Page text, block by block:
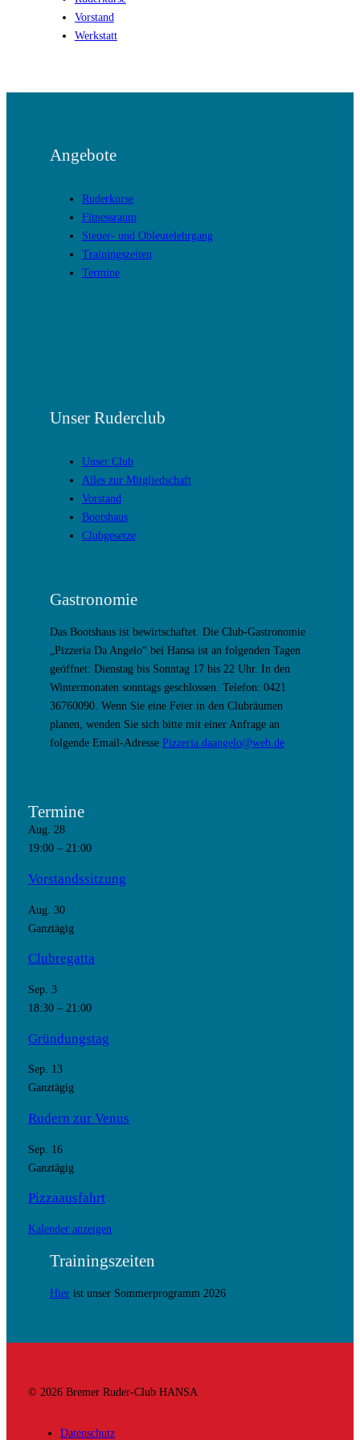
Vorstand
Werkstatt
Angebote
Ruderkurse
Fitnessraum
Steuer- und Obleutelehrgang
Trainingszeiten
Termine
Unser Ruderclub
Unser Club
Alles zur Mitgliedschaft
Vorstand
Bootshaus
Clubgesetze
Gastronomie
Das Bootshaus ist bewirtschaftet. Die Club-Gastronomie
„Pizzeria Da Angelo“ bei Hansa ist an folgenden Tagen
geöffnet: Dienstag bis Sonntag 17 bis 22 Uhr. In den
Wintermonaten sonntags geschlossen. Telefon: 0421
36760090. Wenn Sie eine Feier in den Clubräumen
planen, wenden Sie sich bitte mit einer Anfrage an
folgende Email-Adresse Pizzeria.daangelo@web.de
Termine
Aug. 28
19:00– 21:00
Vorstandssitzung
Aug. 30
Ganztägig
Clubregatta
Sep. 3
18:30– 21:00
Gründungstag
Sep. 13
Ganztägig
Rudern zur Venus
Sep. 16
Ganztägig
Pizzaausfahrt
Kalender anzeigen
Trainingszeiten
Hierist unser Sommerprogramm 2026
© 2026 Bremer Ruder-Club HANSA
Datenschutz